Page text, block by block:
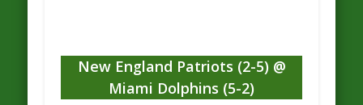
New England Patriots (2-5) @
Miami Dolphins (5-2)